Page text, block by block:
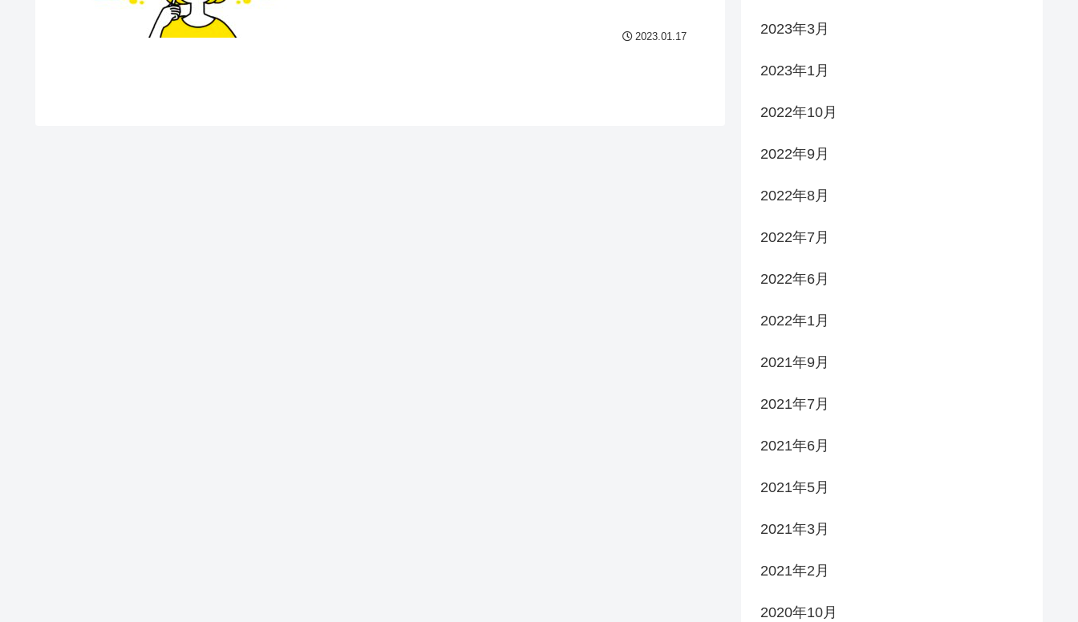
2023.01.17 2023年3月
2023年1月
2022年10月
2022年9月
2022年8月
2022年7月
2022年6月
2022年1月
2021年9月
2021年7月
2021年6月
2021年5月
2021年3月
2021年2月
2020年10月